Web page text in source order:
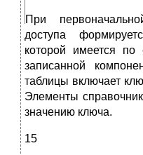
При
доступа
которой имеется
записанной
таблицы включает
Элементы
значению ключа.
15